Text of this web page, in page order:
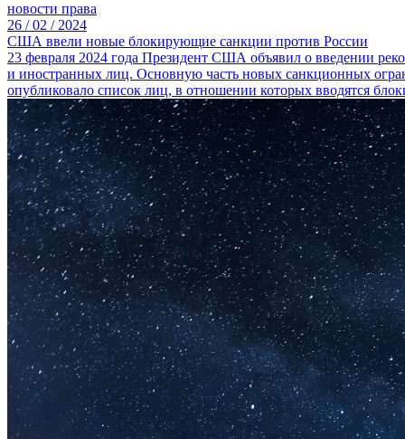
новости права
26 /02 / 2024
США ввели новые блокирующие санкции против России
23 февраля 2024 года Президент США объявил о введении
и иностранных лиц. Основную часть новых санкционных
опубликовало список лиц, в отношении которых вводятся